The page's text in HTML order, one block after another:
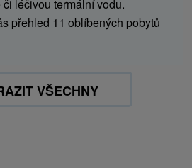
léčivou termální vodu.
přehled 11 oblíbených pobytů
VŠECHNY